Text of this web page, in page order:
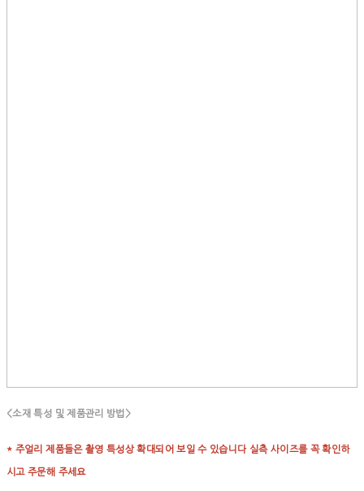
<소재 특성 및 제품관리 방법>
* 주얼리 제품들은 촬영 특성상 확대되어 보일 수 있습니다 실측 사이즈를 꼭 확인하
시고 주문해 주세요